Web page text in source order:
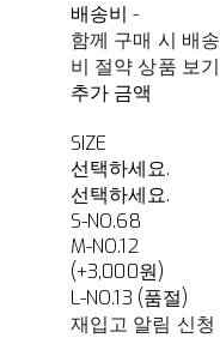
배송비-
함께 구매 시 배송
비 절약 상품 보기
추가 금액
SIZE
선택하세요.
선택하세요.
S-NO.68
M-NO.12
(+3,000원)
L-NO.13 (품절)
재입고 알림 신청